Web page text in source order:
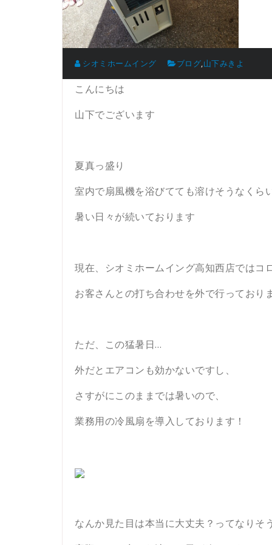
シオミホームイング ブログ,山下みきよ
こんにちは
山下でございます
夏真っ盛り
室内で扇風機を浴びてても溶けそうなくら
暑い日々が続いております
現在、シオミホームイング高知西店ではコ
お客さんとの打ち合わせを外で行っておりま
ただ、この猛暑日…
外だとエアコンも効かないですし、
さすがにこのままでは暑いので、
業務用の冷風扇を導入しております！
なんか見た目は本当に大丈夫？ってなりそ